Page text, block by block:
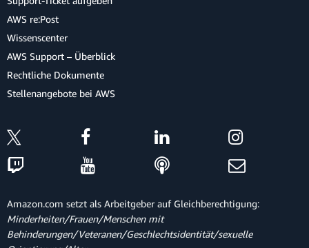
AWS re:Post
Wissenscenter
AWS Support – Überblick
Rechtliche Dokumente
Stellenangebote bei AWS
Amazon.com setzt als Arbeitgeber auf Gleichberechtigung:
Minderheiten/Frauen/Menschen mit
Behinderungen/Veteranen/Geschlechtsidentität/sexuelle